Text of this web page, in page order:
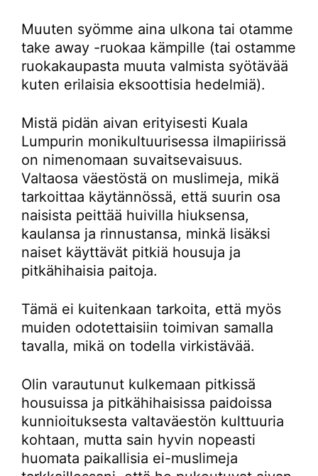
Muuten syömme aina ulkona tai otamme
take away -ruokaa kämpille (tai ostamme
ruokakaupasta muuta valmista syötävää
kuten erilaisia eksoottisia hedelmiä).
Mistä pidän aivan erityisesti Kuala
Lumpurin monikultuurisessa ilmapiirissä
on nimenomaan suvaitsevaisuus.
Valtaosa väestöstä on muslimeja, mikä
tarkoittaa käytännössä, että suurin osa
naisista peittää huivilla hiuksensa,
kaulansa ja rinnustansa, minkä lisäksi
naiset käyttävät pitkiä housuja ja
pitkähihaisia paitoja.
Tämä ei kuitenkaan tarkoita, että myös
muiden odotettaisiin toimivan samalla
tavalla, mikä on todella virkistävää.
Olin varautunut kulkemaan pitkissä
housuissa ja pitkähihaisissa paidoissa
kunnioituksesta valtaväestön kulttuuria
kohtaan, mutta sain hyvin nopeasti
huomata paikallisia ei-muslimeja